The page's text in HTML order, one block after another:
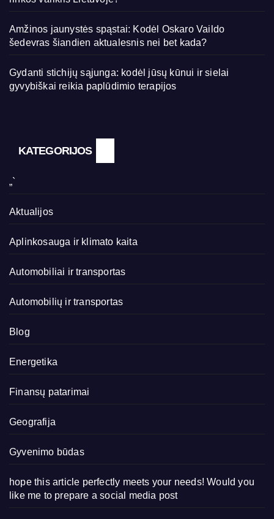
Amžinos jaunystės spąstai: Kodėl Oskaro Vaildo
šedevras šiandien aktualesnis nei bet kada?
Gydanti stichijų sąjunga: kodėl jūsų kūnui ir sielai
gyvybiškai reikia paplūdimio terapijos
KATEGORIJOS
„`
Aktualijos
Aplinkosauga ir klimato kaita
Automobiliai ir transportas
Automobilių ir transportas
Blog
Energetika
Finansų patarimai
Geografija
Gyvenimo būdas
hope this article perfectly meets your needs! Would you
like me to prepare a social media post